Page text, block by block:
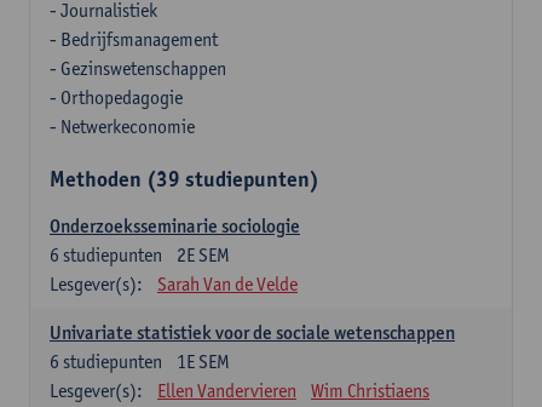
- Journalistiek
- Bedrijfsmanagement
- Gezinswetenschappen
- Orthopedagogie
- Netwerkeconomie
Methoden (39 studiepunten)
Onderzoeksseminarie sociologie
2E SEM
6 studiepunten
Lesgever(s):
Sarah Van de Velde
Univariate statistiek voor de sociale wetenschappen
1E SEM
6 studiepunten
Lesgever(s):
Ellen Vandervieren
Wim Christiaens